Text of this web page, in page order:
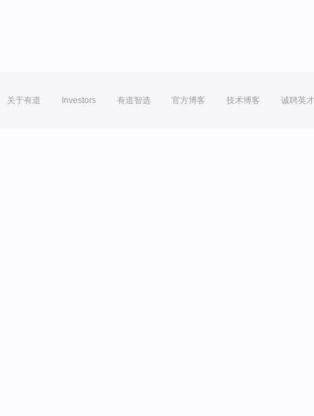
关于有道 Investors 有道智选 官方博客 技术博客 诚聘英才